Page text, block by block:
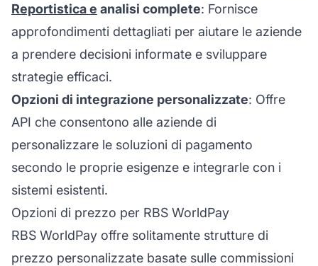
Reportistica e analisi complete: Fornisce
approfondimenti dettagliati per aiutare le aziende
a prendere decisioni informate e sviluppare
strategie efficaci.
Opzioni di integrazione personalizzate: Offre
API che consentono alle aziende di
personalizzare le soluzioni di pagamento
secondo le proprie esigenze e integrarle con i
sistemi esistenti.
Opzioni di prezzo per RBS WorldPay
RBS WorldPay offre solitamente strutture di
prezzo personalizzate basate sulle commissioni